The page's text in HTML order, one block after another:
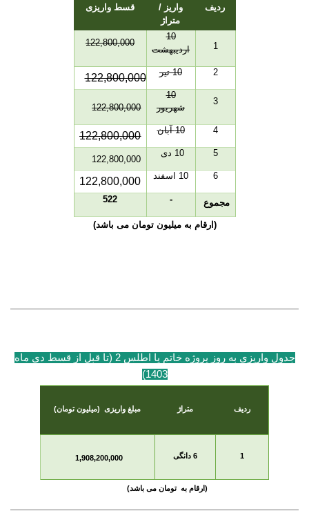
ردیف
واریز /
متراژ
قسط واریزی
1
10
اردیبهشت
122,800,000
2 10 تیر 122,800,000
3
10
شهریور
122,800,000
4 10 آبان 122,800,000
5 10 دی
122,800,000
6
10 اسفند 122,800,000
مجموع -
522
(ارقام به میلیون تومان می باشد)
جدول واریزی به روز پروژه خاتم یا اطلس 2 (تا قبل از قسط دی ماه
1403)
ردیف متراژ مبلغ واریزی (میلیون تومان)
1 6 دانگی
(ارقام به تومان می باشد)